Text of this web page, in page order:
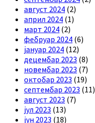
август 2024 (2)
април 2024 (1)
март 2024 (2)
фебруар 2024 (6)
јануар 2024 (12)
децембар 2023 (8)
новембар 2023 (7)
октобар 2023 (19)
септембар 2023 (11)
август 2023 (7)
јул 2023 (13)
јун 2023 (18)